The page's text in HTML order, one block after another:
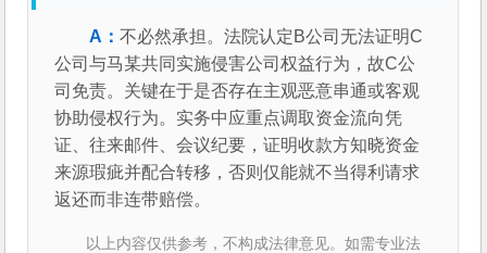
不必然承担。法院认定B公司无法证明C
公司与马某共同实施侵害公司权益行为，故C公
司免责。关键在于是否存在主观恶意串通或客观
协助侵权行为。实务中应重点调取资金流向凭
证、往来邮件、会议纪要，证明收款方知晓资金
来源瑕疵并配合转移，否则仅能就不当得利请求
返还而非连带赔偿。
以上内容仅供参考，不构成法律意见。如需专业法